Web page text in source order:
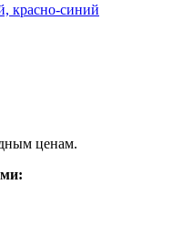
красно-синий
ценам.